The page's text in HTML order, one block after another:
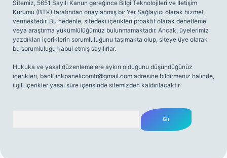
Sitemiz, 5651 Sayılı Kanun gereğince Bilgi Teknolojileri ve İletişim
Kurumu (BTK) tarafından onaylanmış bir Yer Sağlayıcı olarak hizmet
vermektedir. Bu nedenle, sitedeki içerikleri proaktif olarak denetleme
veya araştırma yükümlülüğümüz bulunmamaktadır. Ancak, üyelerimiz
yazdıkları içeriklerin sorumluluğunu taşımakta olup, siteye üye olarak
bu sorumluluğu kabul etmiş sayılırlar.
Hukuka ve yasal düzenlemelere aykırı olduğunu düşündüğünüz
içerikleri, backlinkpanelicomtr@gmail.com adresine bildirmeniz halinde,
ilgili içerikler yasal süre içerisinde sitemizden kaldırılacaktır.